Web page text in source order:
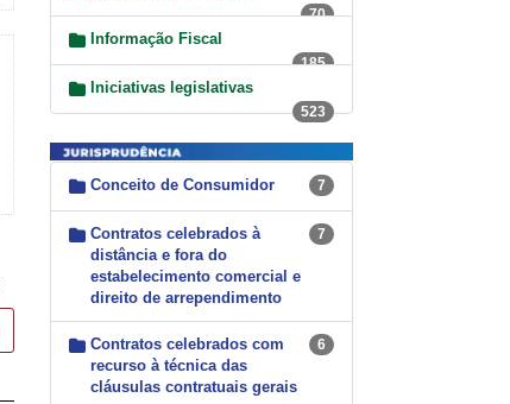
70
Informação Fiscal
185
Iniciativas legislativas
523
Conceito de Consumidor 7
Contratos celebrados à
distância e fora do
estabelecimento comercial e
direito de arrependimento
7
Contratos celebrados com
recurso à técnica das
cláusulas contratuais gerais
6